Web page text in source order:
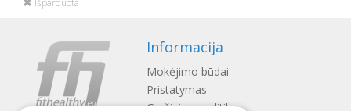
Išparduota
Informacija
Mokėjimo būdai
Pristatymas
Gražinimo politika